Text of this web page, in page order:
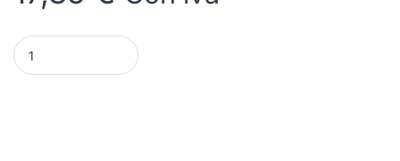
Selector Horno TEKA 9 posiciones 83140122 cantidad